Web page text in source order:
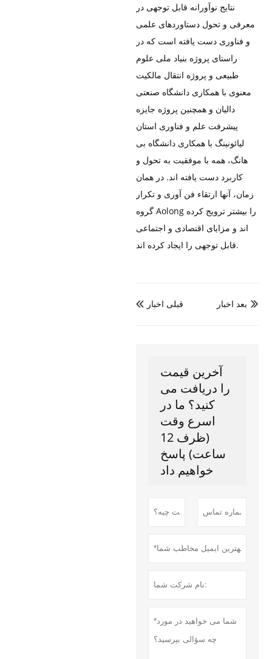
نتایج نوآورانه قابل توجهی در
معرفی و تحول دستاوردهای علمی
و فناوری دست یافته است که در
راستای پروژه بنیاد ملی علوم
طبیعی و پروژه انتقال مالکیت
معنوی با همکاری دانشگاه صنعتی
دالیان و همچنین پروژه جایزه
پیشرفت علم و فناوری استان
لیائونینگ با همکاری دانشگاه بی
هانگ، همه با موفقیت به تحول و
کاربرد دست یافته اند. در همان
زمان، آنها ارتقاء فن آوری و تکرار
گروه Aolong را بیشتر ترویج کرده
اند و مزایای اقتصادی و اجتماعی
قابل توجهی را ایجاد کرده اند.
 قبلی اخبار  بعد اخبار
آخرین قیمت
را دریافت می
کنید؟ ما در
اسرع وقت
(ظرف 12
ساعت) پاسخ
خواهیم داد